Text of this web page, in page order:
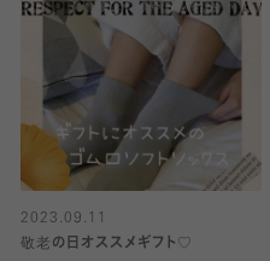
2023.09.11
敬老の日オススメギフト♡